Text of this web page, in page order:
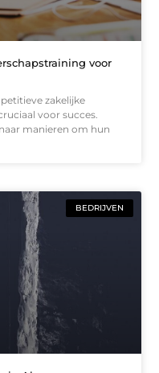
voor
zakelijke
voor succes.
manieren om hun
BEDRIJVEN